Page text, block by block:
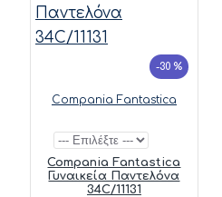
-30 %
Compania Fantastica
Compania Fantastica
Γυναικεία Παντελόνα
34C/11131